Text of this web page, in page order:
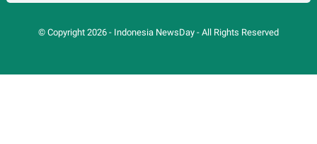
© Copyright 2026- Indonesia NewsDay- All Rights Reserved